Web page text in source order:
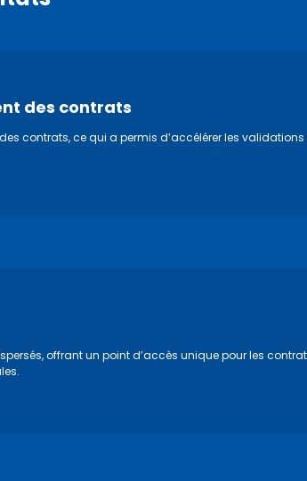
des contrats
contrats, ce qui a permis d’accélérer les
offrant un point d’accès unique pour les